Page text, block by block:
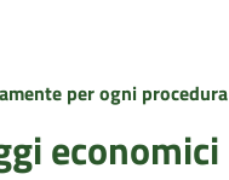
per ogni procedura
economici